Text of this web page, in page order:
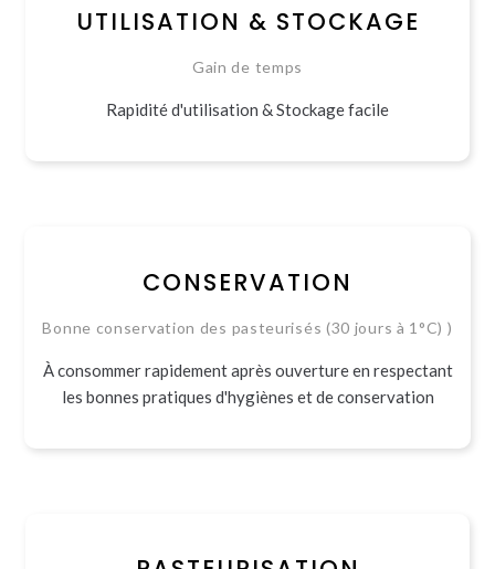
UTILISATION & STOCKAGE
Gain de temps
Rapidité d'utilisation & Stockage facile
CONSERVATION
Bonne conservation des pasteurisés (30 jours à 1°C) )
À consommer rapidement après ouverture en respectant
les bonnes pratiques d'hygiènes et de conservation